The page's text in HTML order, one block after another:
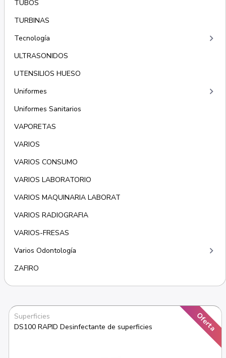
TUBOS
TURBINAS
Tecnología
keyboard_arrow_right
ULTRASONIDOS
UTENSILIOS HUESO
Uniformes
keyboard_arrow_right
Uniformes Sanitarios
VAPORETAS
VARIOS
VARIOS CONSUMO
VARIOS LABORATORIO
VARIOS MAQUINARIA LABORAT
VARIOS RADIOGRAFIA
VARIOS-FRESAS
Varios Odontología
keyboard_arrow_right
ZAFIRO
Oferta
Superficies
DS100 RAPID Desinfectante de superficies